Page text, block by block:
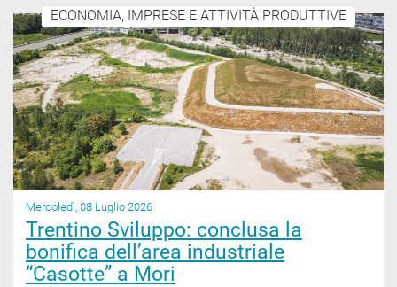
ECONOMIA, IMPRESE E ATTIVITÀ PRODUTTIVE
Mercoledì, 08 Luglio 2026
Trentino Sviluppo: conclusa la
bonifica dell’area industriale
“Casotte” a Mori